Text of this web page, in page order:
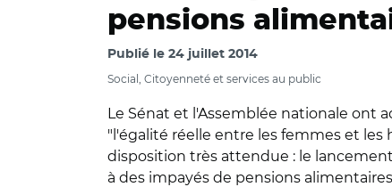
pensions
Publié le 24 juillet 2014
Social, Citoyenneté et services au public
Le Sénat et l'Assemblée nationale ont
"l'égalité réelle entre les femmes et
disposition très attendue : le
à des impayés de pensions